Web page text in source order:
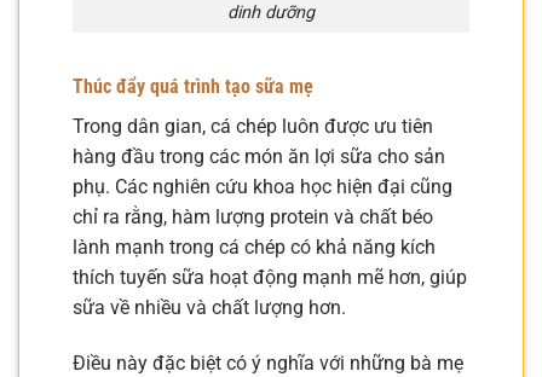
dinh dưỡng
Thúc đẩy quá trình tạo sữa mẹ
Trong dân gian, cá chép luôn được ưu tiên
hàng đầu trong các món ăn lợi sữa cho sản
phụ. Các nghiên cứu khoa học hiện đại cũng
chỉ ra rằng, hàm lượng protein và chất béo
lành mạnh trong cá chép có khả năng kích
thích tuyến sữa hoạt động mạnh mẽ hơn, giúp
sữa về nhiều và chất lượng hơn.
Điều này đặc biệt có ý nghĩa với những bà mẹ